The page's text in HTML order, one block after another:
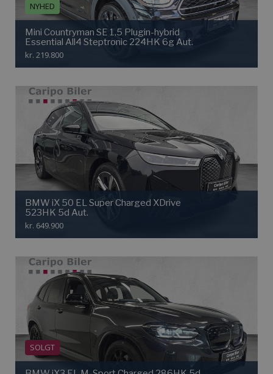
NYHED
Mini Countryman SE 1,5 Plugin-hybrid
Essential All4 Steptronic 224HK 6g Aut.
kr. 219.800
BMW iX 50 EL Super Charged XDrive
523HK 5d Aut.
kr. 649.900
SOLGT